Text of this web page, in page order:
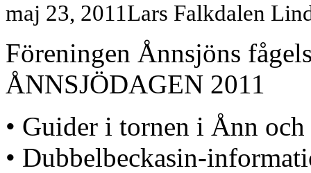
maj 23, 2011Lars Falkdalen
Föreningen Ånnsjöns
ÅNNSJÖDAGEN 2011
• Guider i tornen i Ånn
• Dubbelbeckasin-